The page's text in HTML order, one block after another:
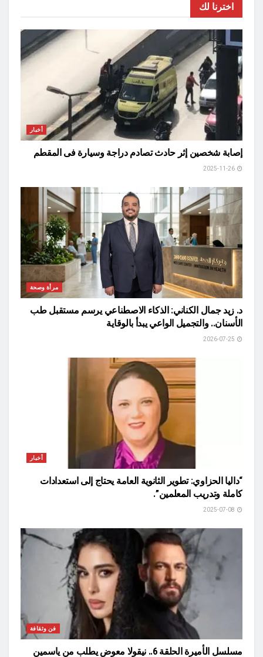
اخترنا لك
أخبار
إصابة شخصين إثر حادث تصادم دراجة وسيارة فى المقطم
مرأة وصحة
د. زيد جمال الكناني: الذكاء الاصطناعي يرسم مستقبل طب
الأسنان.. والتجميل الواعي يبدأ بالوقاية
أخبار
“داليا الحزاوي: تطوير الثانوية العامة يحتاج إلى استعدادات
كاملة وتدريب المعلمين”.
فن وثقافة
مسلسل الأميرة الحلقة 6.. نيقولا معوض يطلب من ياسمين